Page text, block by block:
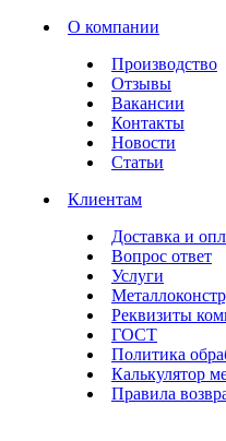
О компании
Производство
Отзывы
Вакансии
Контакты
Новости
Статьи
Клиентам
Доставка и
Вопрос ответ
Услуги
Реквизиты
ГОСТ
Политика
Калькулятор
Правила